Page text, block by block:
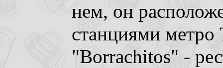
нем, он
станциями метро
"Borrachitos" -